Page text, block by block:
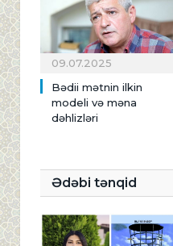
09.07.2025
Bədii mətnin ilkin
modeli və məna
dəhlizləri
Ədəbi tənqid